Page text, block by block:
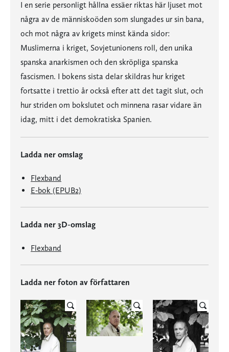
I en serie personligt hållna essäer riktas här ljuset mot
några av de människoöden som slungades ur sin bana,
och mot några av krigets minst kända sidor:
Muslimerna i kriget, Sovjetunionens roll, den unika
spanska anarkismen och den skröpliga spanska
fascismen. I bokens sista delar skildras hur kriget
fortsatte i trettio år också efter att det tagit slut, och
hur striden om bokslutet och minnena rasar vidare än
idag, mitt i det demokratiska Spanien.
Ladda ner omslag
Flexband
E-bok (EPUB2)
Ladda ner 3D-omslag
Flexband
Ladda ner foton av författaren